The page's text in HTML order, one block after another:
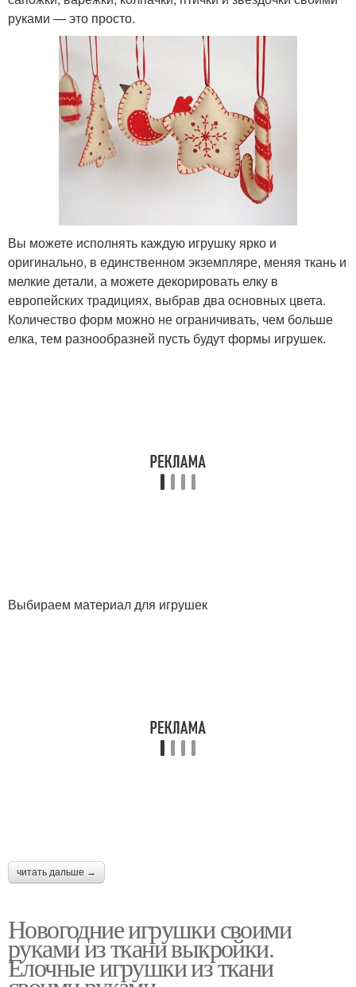
руками — это просто.
Вы можете исполнять каждую игрушку ярко и
оригинально, в единственном экземпляре, меняя ткань и
мелкие детали, а можете декорировать елку в
европейских традициях, выбрав два основных цвета.
Количество форм можно не ограничивать, чем больше
елка, тем разнообразней пусть будут формы игрушек.
Выбираем материал для игрушек
читать дальше →
Новогодние игрушки своими
руками из ткани выкройки.
Елочные игрушки из ткани